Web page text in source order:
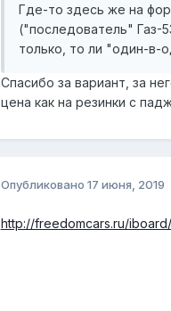
Где-то здесь же на
("последователь" Газ-
только, то ли "один-в-
Спасибо за вариант, за
цена как на резинки с
Опубликовано 17 июня, 2019
http://freedomcars.ru/